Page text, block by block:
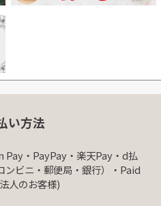
い方法
Pay・PayPay・楽天Pay・d払
ンビニ・郵便局・銀行）・Paid
人のお客様)